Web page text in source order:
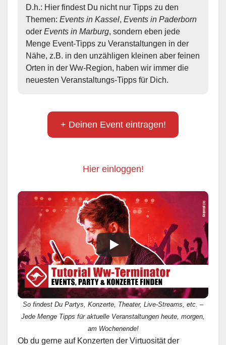
D.h.: Hier findest Du nicht nur Tipps zu den
Themen: Events in Kassel, Events in Paderborn
oder Events in Marburg, sondern eben jede
Menge Event-Tipps zu Veranstaltungen in der
Nähe, z.B. in den unzähligen kleinen aber feinen
Orten in der Ww-Region, haben wir immer die
neuesten Veranstaltungs-Tipps für Dich.
+ Deinen Event eintragen!
Hier einloggen!
So findest Du Partys, Konzerte, Theater, Live-Streams, etc. –
Jede Menge Tipps für aktuelle Veranstaltungen heute, morgen,
am Wochenende!
Ob du gerne auf Konzerten der Virtuosität der